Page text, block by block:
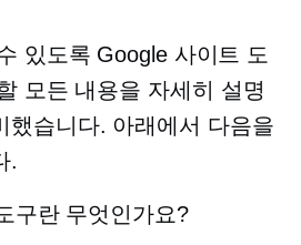
있도록 Google 사이트 도
모든 내용을 자세히 설명
했습니다. 아래에서 다음을
.
구란 무엇인가요?